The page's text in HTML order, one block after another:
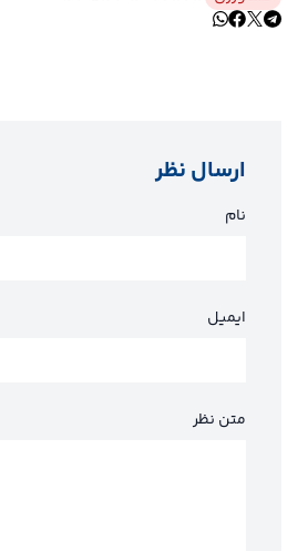
ارسال نظر
نام
ایمیل
متن نظر